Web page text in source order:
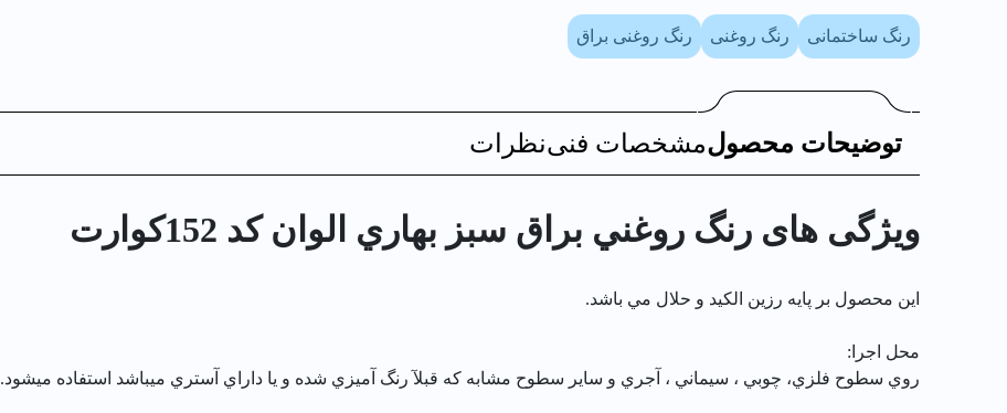
رنگ ساختمانی رنگ روغنی رنگ روغنی براق
توضیحات محصولمشخصات فنینظرات
ویژگی های رنگ روغني براق سبز بهاري الوان کد 152كوارت
اين محصول بر پايه رزين الكيد و حلال مي باشد.
محل اجرا:
روي سطوح فلزي، چوبي ، سيماني ، آجري و ساير سطوح مشابه كه قبلآ رنگ آميزي شده و يا داراي آستري ميباشد استفاده ميشود.